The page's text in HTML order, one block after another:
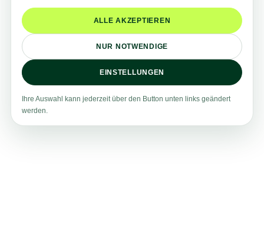
Schreib uns an!
Kontaktiere uns für weitere Informationen, Fragen und
Anregungen per E-Mail oder der gerne auch telefonisch
in unseren Geschäftsstellen.
KONTAKTIEREN
ALLE AKZEPTIEREN
NUR NOTWENDIGE
EINSTELLUNGEN
Ihre Auswahl kann jederzeit über den Button unten links geändert
werden.